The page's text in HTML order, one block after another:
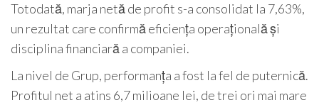
Totodată, marja netă de profit s-a consolidat la 7,63%,
un rezultat care confirmă eficiența operațională și
disciplina financiară a companiei.
La nivel de Grup, performanța a fost la fel de puternică.
Profitul net a atins 6,7 milioane lei, de trei ori mai mare